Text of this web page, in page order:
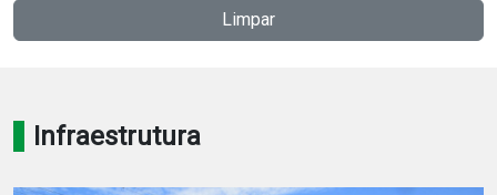
Carta de Serviço
PESQUISAR
Limpar
Infraestrutura